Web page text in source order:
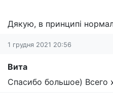
Дякую, в принципі
1 грудня 2021 20:56
Вита
Спасибо большое) Всего